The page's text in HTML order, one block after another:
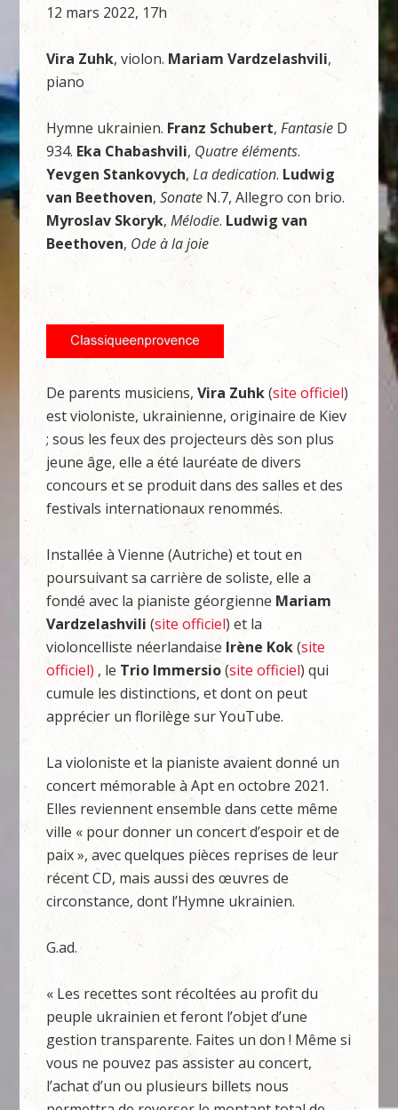
12 mars 2022, 17h
Vira Zuhk, violon. Mariam Vardzelashvili,
piano
Hymne ukrainien. Franz Schubert,Fantasie D
934. Eka Chabashvili, Quatre éléments.
Yevgen Stankovych,La dedication. Ludwig
van Beethoven,SonateN.7, Allegro con brio.
Myroslav Skoryk,Mélodie. Ludwig van
Beethoven, Ode à la joie
De parents musiciens,Vira Zuhk(site officiel)
est violoniste, ukrainienne, originaire de Kiev
; sous les feux des projecteurs dès son plus
jeune âge, elle a été lauréate de divers
concours et se produit dans des salles et des
festivals internationaux renommés.
Installée à Vienne (Autriche) et tout en
poursuivant sa carrière de soliste, elle a
fondé avec la pianiste géorgienne Mariam
Vardzelashvili (site officiel) et la
violoncelliste néerlandaise Irène Kok(site
officiel) , le Trio Immersio(site officiel) qui
cumule les distinctions, et dont on peut
apprécier un florilège sur YouTube.
La violoniste et la pianiste avaient donné un
concert mémorable à Apt en octobre 2021.
Elles reviennent ensemble dans cette même
ville « pour donner un concert d’espoir et de
paix », avec quelques pièces reprises de leur
récent CD, mais aussi des œuvres de
circonstance, dont l’Hymne ukrainien.
G.ad.
« Les recettes sont récoltées au profit du
peuple ukrainien et feront l’objet d’une
gestion transparente. Faites un don ! Même si
vous ne pouvez pas assister au concert,
l’achat d’un ou plusieurs billets nous